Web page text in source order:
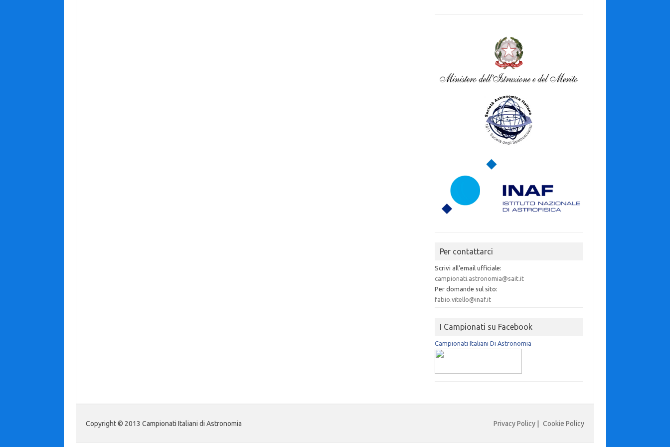
Per contattarci
Scrivi all'email ufficiale:
campionati.astronomia@sait.it
Per domande sul sito:
fabio.vitello@inaf.it
I Campionati su Facebook
Campionati Italiani Di Astronomia
Copyright © 2013 Campionati Italiani di Astronomia Privacy Policy Cookie Policy